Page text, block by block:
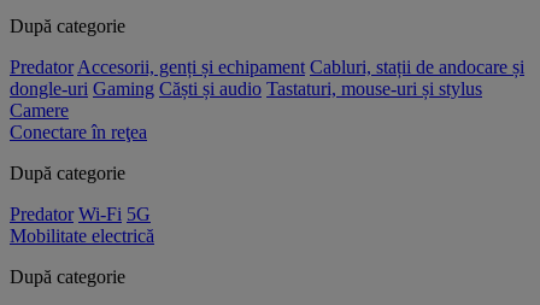
După categorie
Predator Accesorii, genți și echipament Cabluri, stații de andocare și
dongle-uri Gaming Căști și audio Tastaturi, mouse-uri și stylus
Camere
Conectare în reţea
După categorie
Predator Wi-Fi 5G
Mobilitate electrică
După categorie